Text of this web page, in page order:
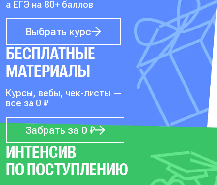
а ЕГЭ на 80+ баллов
Выбрать курс
БЕСПЛАТНЫЕ
МАТЕРИАЛЫ
Курсы, вебы, чек-листы —
всё за 0 ₽
Забрать за 0 ₽
ИНТЕНСИВ
ПО ПОСТУПЛЕНИЮ